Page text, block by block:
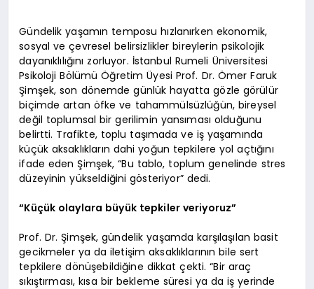
Gündelik yaşamın temposu hızlanırken ekonomik,
sosyal ve çevresel belirsizlikler bireylerin psikolojik
dayanıklılığını zorluyor. İstanbul Rumeli Üniversitesi
Psikoloji Bölümü Öğretim Üyesi Prof. Dr. Ömer Faruk
Şimşek, son dönemde günlük hayatta gözle görülür
biçimde artan öfke ve tahammülsüzlüğün, bireysel
değil toplumsal bir gerilimin yansıması olduğunu
belirtti. Trafikte, toplu taşımada ve iş yaşamında
küçük aksaklıkların dahi yoğun tepkilere yol açtığını
ifade eden Şimşek, “Bu tablo, toplum genelinde stres
düzeyinin yükseldiğini gösteriyor” dedi.
“Küçük olaylara büyük tepkiler veriyoruz”
Prof. Dr. Şimşek, gündelik yaşamda karşılaşılan basit
gecikmeler ya da iletişim aksaklıklarının bile sert
tepkilere dönüşebildiğine dikkat çekti. “Bir araç
sıkıştırması, kısa bir bekleme süresi ya da iş yerinde